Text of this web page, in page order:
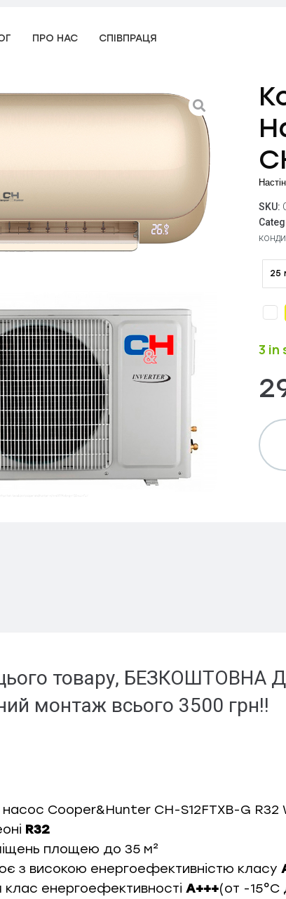
ПРО НАС СПІВПРАЦЯ
SKU:
25
3 in
цього товару, БЕЗКОШТОВНА
монтаж всього 3500 грн!!
Cooper&Hunter CH-S12FTXB-G
R32
площею до 35 м²
з високою енергоефективністю класу
енергоефективності A+++(от -15°С